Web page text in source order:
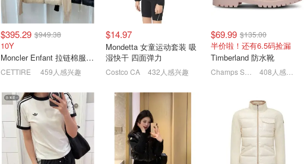
2026年复活节 加拿大复活
节假期活动攻略 | 折扣汇总
复活节彩蛋来喽~
Sensodyne ProNamel 防珐
琅质流失 儿童抗蛀牙膏 温
和薄荷
75ml仅$5.2
2026 加拿大新年大促折扣 -
New Year's Sale新年大促
必买清单
开年大促攻略
$395.29 $949.38
10Y
Moncler Enfant 拉链棉服毛衣
CETTIRE 459人感兴趣
$14.97
Mondetta 女童运动套装 吸
湿快干 四面弹力
Costco CA 432人感兴趣
$69.99 $135.00
半价啦！还有6.5码捡漏
Timberland 防水靴